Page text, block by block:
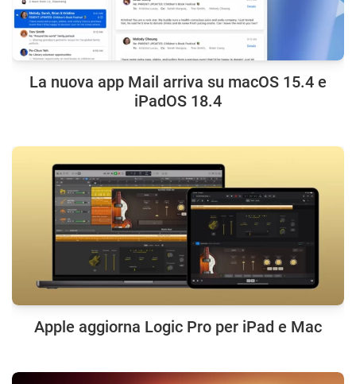
La nuova app Mail arriva su macOS 15.4 e
iPadOS 18.4
Apple aggiorna Logic Pro per iPad e Mac